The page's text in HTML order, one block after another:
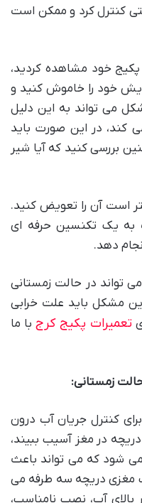
کنترل کرد و ممکن است
خود مشاهده کردید،
خود را خاموش کنید و
می تواند به این دلیل
کند، در این صورت باید
بررسی کنید که آیا شیر
است آن را تعویض کنید.
به یک تکنسین حرفه ای
دهد.
تواند در حالت زمستانی
مشکل باید علت خرابی
تعمیرات پکیج کرج با ما
زمستانی:
کنترل جریان آب درون
در مغز آسیب ببیند،
شود که می تواند باعث
مغزی دریچه سه طرفه می
بالای آب، نصب نامناسب،